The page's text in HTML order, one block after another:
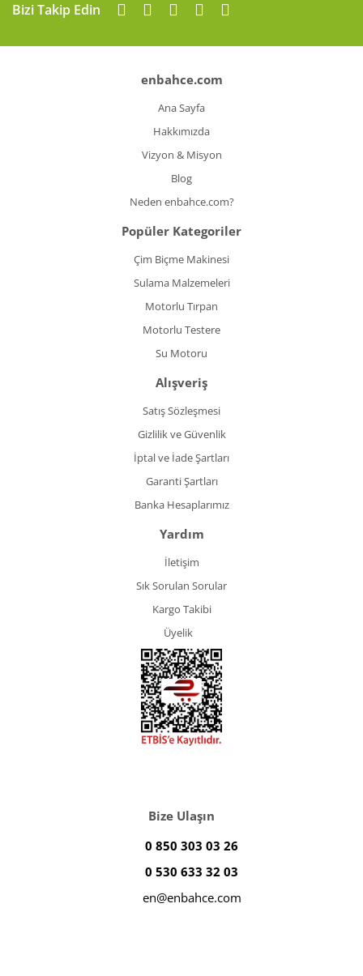
Bizi Takip Edin
enbahce.com
Ana Sayfa
Hakkımızda
Vizyon & Misyon
Blog
Neden enbahce.com?
Popüler Kategoriler
Çim Biçme Makinesi
Sulama Malzemeleri
Motorlu Tırpan
Motorlu Testere
Su Motoru
Alışveriş
Satış Sözleşmesi
Gizlilik ve Güvenlik
İptal ve İade Şartları
Garanti Şartları
Banka Hesaplarımız
Yardım
İletişim
Sık Sorulan Sorular
Kargo Takibi
Üyelik
Bize Ulaşın
0 850 303 03 26
0 530 633 32 03
en@enbahce.com